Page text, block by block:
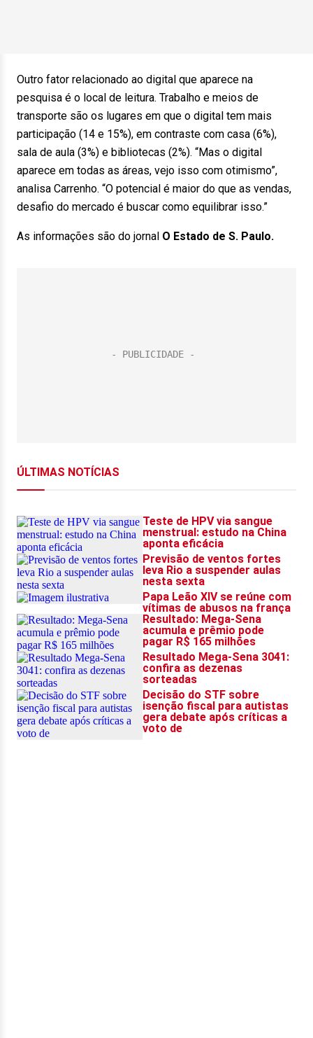
Outro fator relacionado ao digital que aparece na
pesquisa é o local de leitura. Trabalho e meios de
transporte são os lugares em que o digital tem mais
participação (14 e 15%), em contraste com casa (6%),
sala de aula (3%) e bibliotecas (2%). “Mas o digital
aparece em todas as áreas, vejo isso com otimismo”,
analisa Carrenho. “O potencial é maior do que as vendas,
desafio do mercado é buscar como equilibrar isso.”
As informações são do jornal O Estado de S. Paulo.